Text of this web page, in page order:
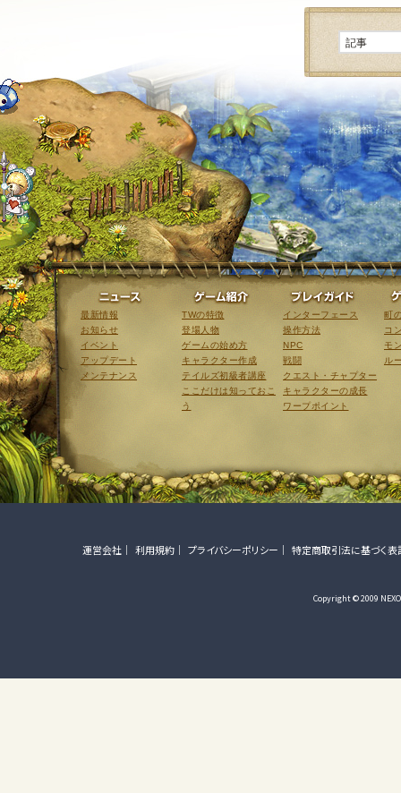
ニュース
最新情報
お知らせ
イベント
アップデート
メンテナンス
ゲーム紹介
TWの特徴
登場人物
ゲームの始め方
キャラクター作成
テイルズ初級者講座
ここだけは知っておこ
う
インターフェース
操作方法
NPC
戦闘
クエスト・チャプター
キャラクターの成長
ワープポイント
町
コ
モ
ル
運営会社 利用規約 プライバシーポリシー 特定商取引法に基づく表
Copyright © 2009